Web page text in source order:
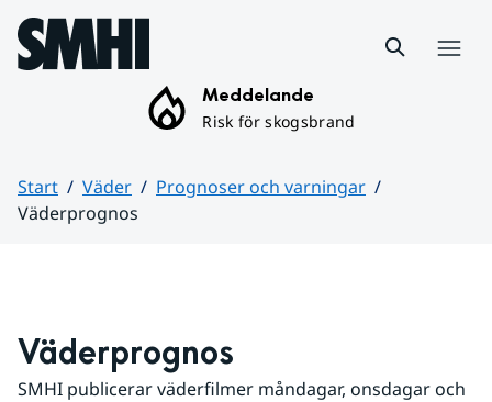
Hoppa till sidans innehåll
Meddelande
Risk för skogsbrand
Start Väder
Prognoser och varningar
Väderprognos
Väderprognos
SMHI publicerar väderfilmer måndagar, onsdagar och